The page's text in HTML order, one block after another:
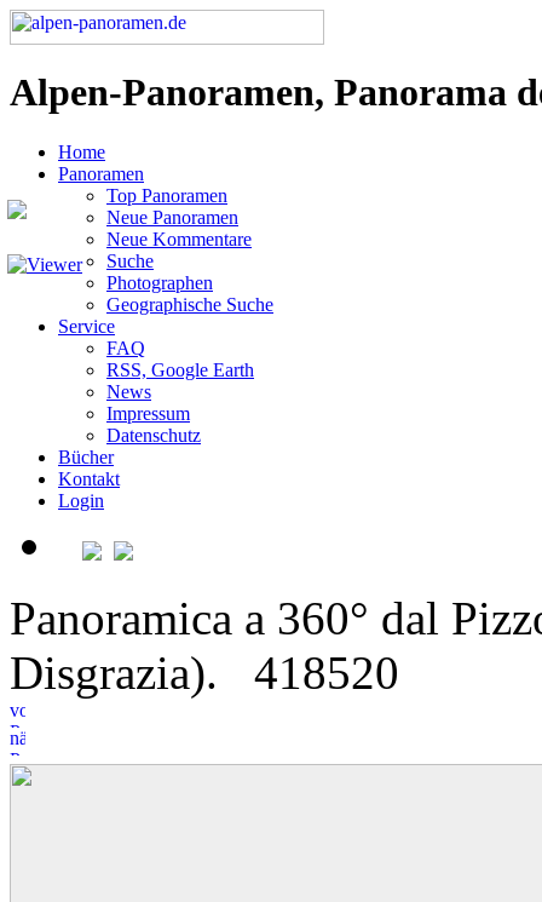
Alpen-Panoramen, Panorama
Home
Panoramen
Top Panoramen
Neue Panoramen
Neue Kommentare
Suche
Photographen
Geographische Suche
Service
FAQ
RSS, Google Earth
News
Impressum
Datenschutz
Bücher
Kontakt
Login
Panoramica a 360° dal
Disgrazia). 418520